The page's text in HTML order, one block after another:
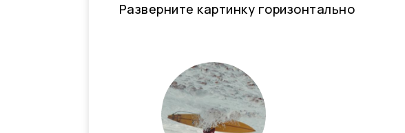
Разверните картинку горизонтально